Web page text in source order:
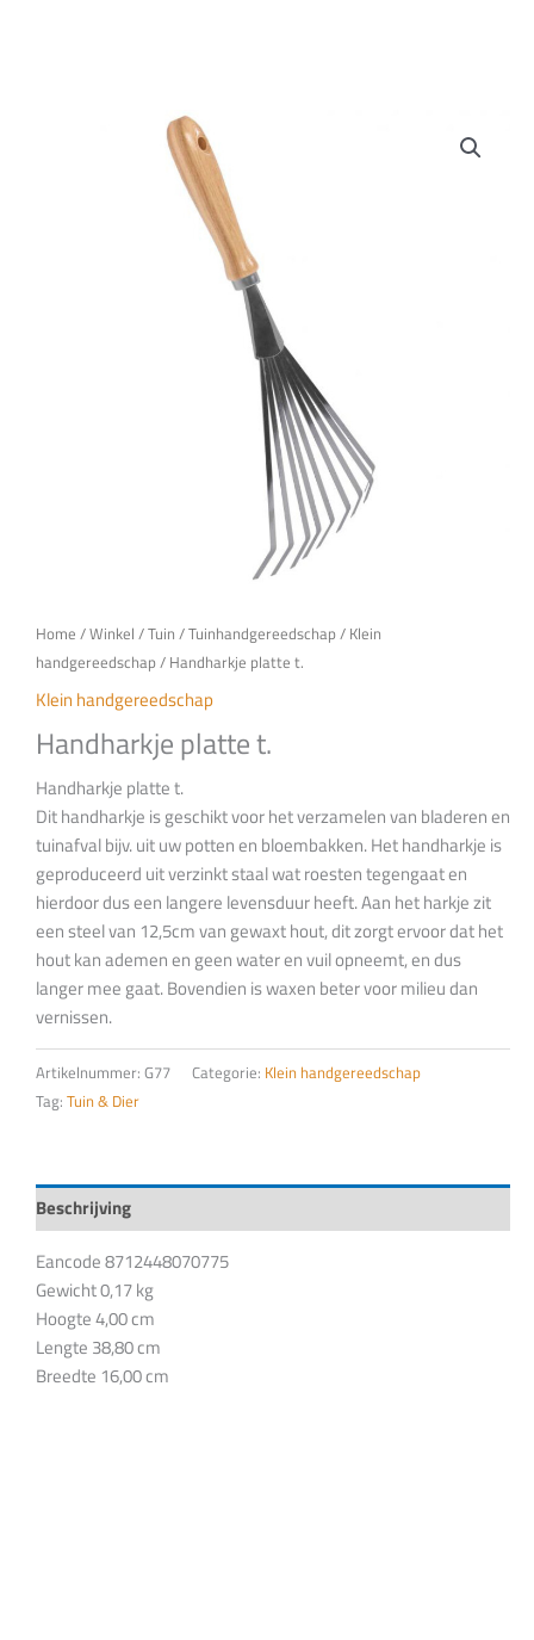
Home /Winkel /Tuin /Tuinhandgereedschap/ Klein
handgereedschap/ Handharkje platte t.
Klein handgereedschap
Handharkje platte t.
Handharkje platte t.
Dit handharkje is geschikt voor het verzamelen van bladeren en
tuinafval bijv. uit uw potten en bloembakken. Het handharkje is
geproduceerd uit verzinkt staal wat roesten tegengaat en
hierdoor dus een langere levensduur heeft. Aan het harkje zit
een steel van 12,5cm van gewaxt hout, dit zorgt ervoor dat het
hout kan ademen en geen water en vuil opneemt, en dus
langer mee gaat. Bovendien is waxen beter voor milieu dan
vernissen.
Artikelnummer: G77 Categorie: Klein handgereedschap
Tag: Tuin & Dier
Beschrijving
Eancode 8712448070775
Gewicht 0,17 kg
Hoogte 4,00 cm
Lengte 38,80 cm
Breedte 16,00 cm